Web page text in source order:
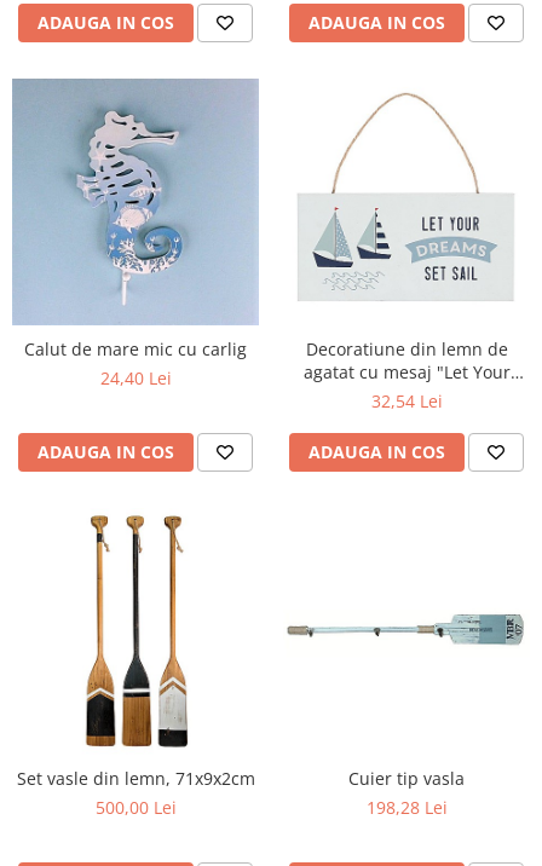
ADAUGA IN COS ADAUGA IN COS
Calut de mare mic cu carlig
24,40 Lei
ADAUGA IN COS
Decoratiune din lemn de
agatat cu mesaj "Let Your
Dreams Set Sail"
32,54 Lei
ADAUGA IN COS
Set vasle din lemn, 71x9x2cm
500,00 Lei
Cuier tip vasla
198,28 Lei